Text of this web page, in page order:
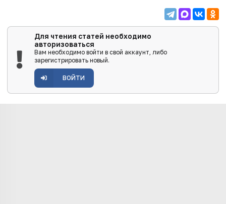
Для чтения статей необходимо
авторизоваться
Вам необходимо войти в свой аккаунт, либо
зарегистрировать новый.
ВОЙТИ